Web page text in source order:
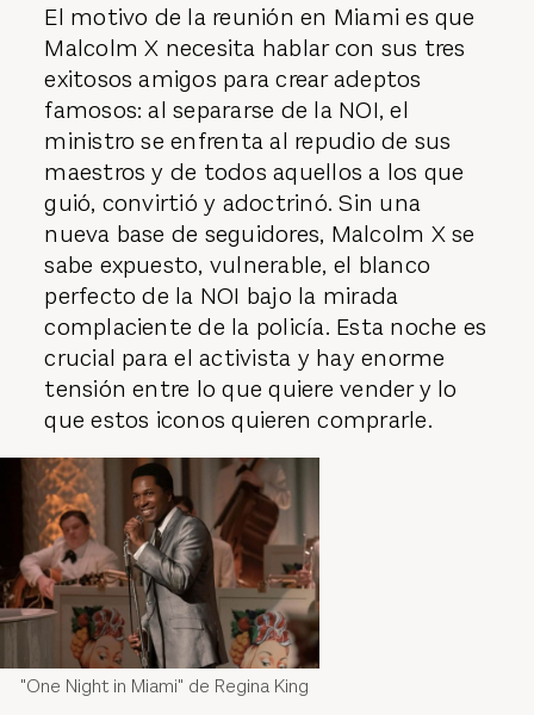
El motivo de la reunión en Miami es que
Malcolm X necesita hablar con sus tres
exitosos amigos para crear adeptos
famosos: al separarse de la NOI, el
ministro se enfrenta al repudio de sus
maestros y de todos aquellos a los que
guió, convirtió y adoctrinó. Sin una
nueva base de seguidores, Malcolm X se
sabe expuesto, vulnerable, el blanco
perfecto de la NOI bajo la mirada
complaciente de la policía. Esta noche es
crucial para el activista y hay enorme
tensión entre lo que quiere vender y lo
que estos iconos quieren comprarle.
"One Night in Miami" de Regina King